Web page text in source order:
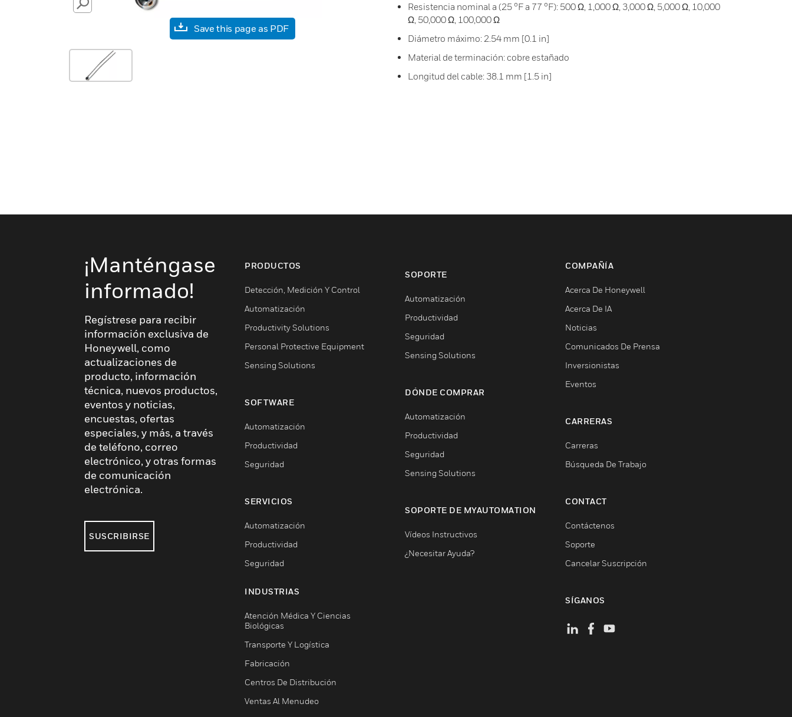
SEARCH
Save this page as PDF
Resistencia nominal a (25 °F a 77 °F): 500 Ω, 1,000 Ω, 3,000 Ω, 5,000 Ω, 10,000
Ω, 50,000 Ω, 100,000 Ω
Diámetro máximo: 2.54 mm [0.1 in]
Material de terminación: cobre estañado
Longitud del cable: 38.1 mm [1.5 in]
¡Manténgase
informado!
Regístrese para recibir
información exclusiva de
Honeywell, como
actualizaciones de
producto, información
técnica, nuevos productos,
eventos y noticias,
encuestas, ofertas
especiales, y más, a través
de teléfono, correo
electrónico, y otras formas
de comunicación
electrónica.
SUSCRIBIRSE
PRODUCTOS
Detección, Medición Y Control
Automatización
Productivity Solutions
Personal Protective Equipment
Sensing Solutions
SOFTWARE
Automatización
Productividad
Seguridad
SERVICIOS
Automatización
Productividad
Seguridad
INDUSTRIAS
Atención Médica Y Ciencias
Biológicas
Transporte Y Logística
Fabricación
Centros De Distribución
Ventas Al Menudeo
SOPORTE
Automatización
Productividad
Seguridad
Sensing Solutions
DÓNDE COMPRAR
Automatización
Productividad
Seguridad
Sensing Solutions
SOPORTE DE MYAUTOMATION
Vídeos Instructivos
¿Necesitar Ayuda?
COMPAÑÍA
Acerca De Honeywell
Acerca De IA
Noticias
Comunicados De Prensa
Inversionistas
Eventos
CARRERAS
Carreras
Búsqueda De Trabajo
CONTACT
Contáctenos
Soporte
Cancelar Suscripción
SÍGANOS